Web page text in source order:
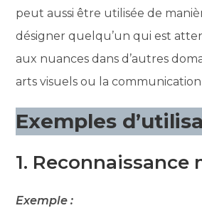
peut aussi être utilisée de
désigner quelqu’un qui est
aux nuances dans d’autres
arts visuels ou la
Exemples
1. Reconnaissance
Exemple :